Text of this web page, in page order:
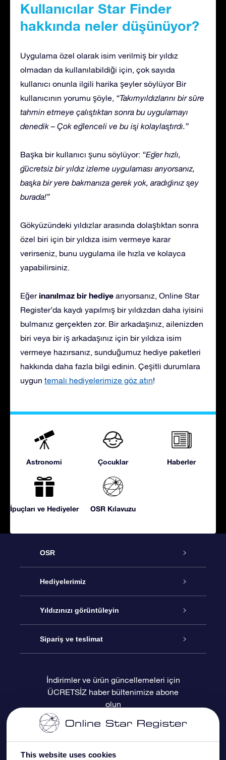
This website uses cookies
Kullanıcılar Star Finder
hakkında neler düşünüyor?
Uygulama özel olarak isim verilmiş bir yıldız
olmadan da kullanılabildiği için, çok sayıda
kullanıcı onunla ilgili harika şeyler söylüyor Bir
kullanıcının yorumu şöyle, “Takımyıldızlarını bir süre
tahmin etmeye çalıştıktan sonra bu uygulamayı
denedik – Çok eğlenceli ve bu işi kolaylaştırdı.”
Başka bir kullanıcı şunu söylüyor: “Eğer hızlı,
ğücretsiz bir yıldız izleme uygulaması arıyorsanız,
başka bir yere bakmanıza gerek yok, aradığınız şey
burada!”
Gökyüzündeki yıldızlar arasında dolaştıktan sonra
özel biri için bir yıldıza isim vermeye karar
verirseniz, bunu uygulama ile hızla ve kolayca
yapabilirsiniz.
Eğer inanılmaz bir hediye arıyorsanız, Online Star
Register’da kaydı yapılmış bir yıldızdan daha iyisini
bulmanız gerçekten zor. Bir arkadaşınız, ailenizden
biri veya bir iş arkadaşınız için bir yıldıza isim
vermeye hazırsanız, sunduğumuz hediye paketleri
hakkında daha fazla bilgi edinin. Çeşitli durumlara
uygun temalı hediyelerimize göz atın!
Astronomi Çocuklar Haberler
İpuçları ve Hediyeler OSR Kılavuzu
OSR
Hizmet
İletişim
Blogu
Değerlendirmeler
Hediyelerimiz
Çevrimiçi Yıldız Hediyesi
OSR Hediye Paketi
OSR Hediye Kartı
Kurumsal hediyeler
Yıldızınızı görüntüleyin
Star Register
Kişiselleştirilmiş Yıldız Sayfası
Bir Milyon Yıldız
OSR Starsaver
Sipariş ve teslimat
Ödeme bilgileri
Sevkiyat bilgileri
İade Politikası
İndirimler ve ürün güncellemeleri için
ÜCRETSİZ haber bültenimize abone
olun